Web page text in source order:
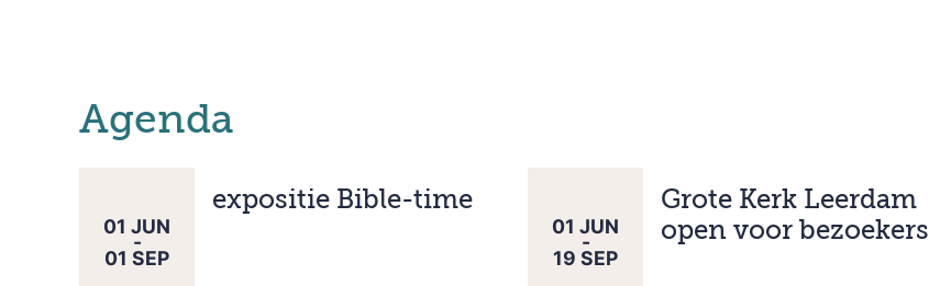
Agenda
01 JUN
-
01 SEP
expositie Bible-time
01 JUN
-
19 SEP
Grote Kerk Leerdam
open voor bezoekers